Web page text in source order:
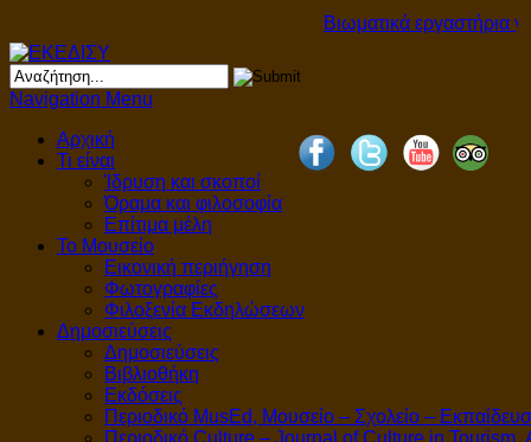
Βιωματικά εργαστήρια
Navigation Menu
Αρχική
Τι είναι
Ίδρυση και σκοποί
Όραμα και φιλοσοφία
Επίτιμα μέλη
Το Μουσείο
Εικονική περιήγηση
Φωτογραφίες
Φιλοξενία Εκδηλώσεων
Δημοσιεύσεις
Δημοσιεύσεις
Βιβλιοθήκη
Εκδόσεις
Περιοδικό MusEd, Μουσείο – Σχολείο –
Περιοδικό Culture – Journal of Culture in